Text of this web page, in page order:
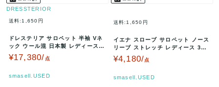
DRESSTERIOR
送料:1,650円
ドレステリア サロペット 半袖 Vネ
ック ウール混 日本製 レディース 3
6サイズ ブラック DRE…
¥17,380/ 点
smasell.USED
送料:1,650円
イエナ スローブ サロペット ノース
リーブ ストレッチ レディース 36
サイズ ブラック IENA …
¥4,180/点
smasell.USED